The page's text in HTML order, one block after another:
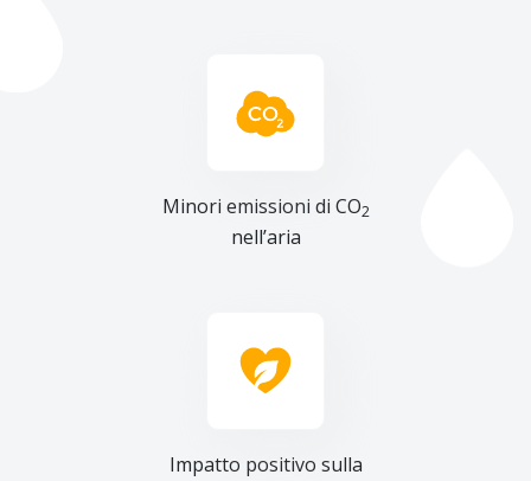
Minori emissioni di CO2
nell’aria
Impatto positivo sulla